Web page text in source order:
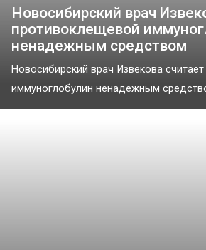
Новосибирский врач
противоклещевой
ненадежным средством
Новосибирский врач Извекова
иммуноглобулин ненадежным